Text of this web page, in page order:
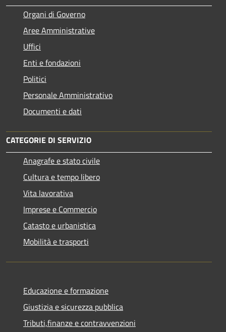
Organi di Governo
Aree Amministrative
Uffici
Enti e fondazioni
Politici
Personale Amministrativo
Documenti e dati
CATEGORIE DI SERVIZIO
Anagrafe e stato civile
Cultura e tempo libero
Vita lavorativa
Imprese e Commercio
Catasto e urbanistica
Mobilità e trasporti
Educazione e formazione
Giustizia e sicurezza pubblica
Tributi,finanze e contravvenzioni